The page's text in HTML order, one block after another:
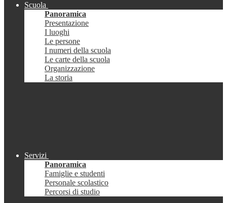
Scuola
Panoramica
Presentazione
I luoghi
Le persone
I numeri della scuola
Le carte della scuola
Organizzazione
La storia
Servizi
Panoramica
Famiglie e studenti
Personale scolastico
Percorsi di studio